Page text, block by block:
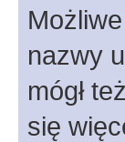
nazwy
mógł
się